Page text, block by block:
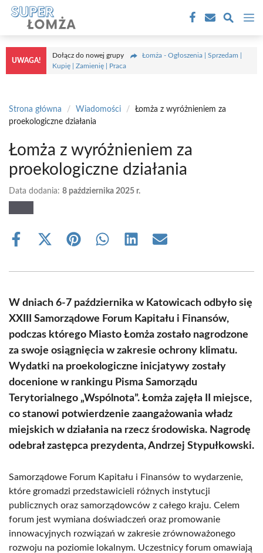
Przejdź
treści
UWAGA!
Dołącz do nowej grupy
Łomża - Ogłoszenia | Sprzedam |
Kupię | Zamienię | Praca
Strona główna / Wiadomości /
Łomża z wyróżnieniem za
proekologiczne działania
Łomża z wyróżnieniem za
proekologiczne działania
Data dodania: 8 października 2025 r.
Share
Share
(Twitter)
Share Share Share Share
W dniach 6-7 października w Katowicach odbyło się
XXIII Samorządowe Forum Kapitału i Finansów,
podczas którego Miasto Łomża zostało nagrodzone
za swoje osiągnięcia w zakresie ochrony klimatu.
Wydatki na proekologiczne inicjatywy zostały
docenione w rankingu Pisma Samorządu
Terytorialnego „Wspólnota”. Łomża zajęła II miejsce,
co stanowi potwierdzenie zaangażowania władz
miejskich w działania na rzecz środowiska. Nagrodę
odebrał zastępca prezydenta, Andrzej Stypułkowski.
Samorządowe Forum Kapitału i Finansów to wydarzenie,
które gromadzi przedstawicieli różnych instytucji
publicznych oraz samorządowców z całego kraju. Celem
forum jest wymiana doświadczeń oraz promowanie
innowacyjnych rozwiązań w zakresie zrównoważonego
rozwoju na poziomie lokalnym. Uczestnicy forum omawiają